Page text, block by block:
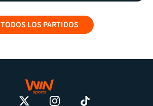
TODOS LOS PARTIDOS